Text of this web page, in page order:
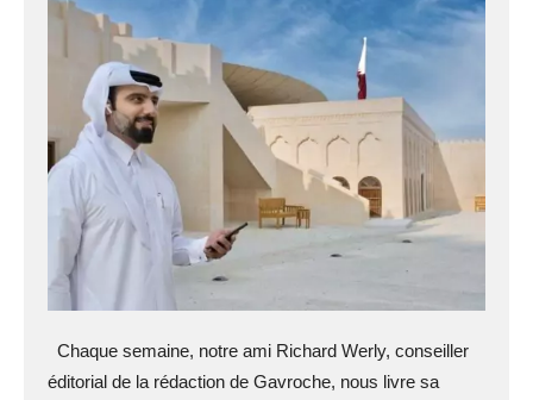
Chaque semaine, notre ami Richard Werly, conseiller
éditorial de la rédaction de Gavroche, nous livre sa